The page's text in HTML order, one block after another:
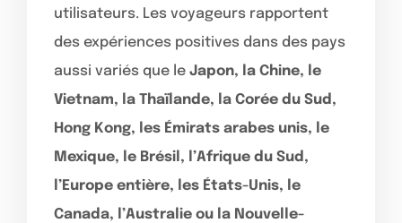
utilisateurs. Les voyageurs rapportent
des expériences positives dans des pays
aussi variés que le Japon, la Chine, le
Vietnam, la Thaïlande, la Corée du Sud,
Hong Kong, les Émirats arabes unis, le
Mexique, le Brésil, l’Afrique du Sud,
l’Europe entière, les États-Unis, le
Canada, l’Australie ou la Nouvelle-